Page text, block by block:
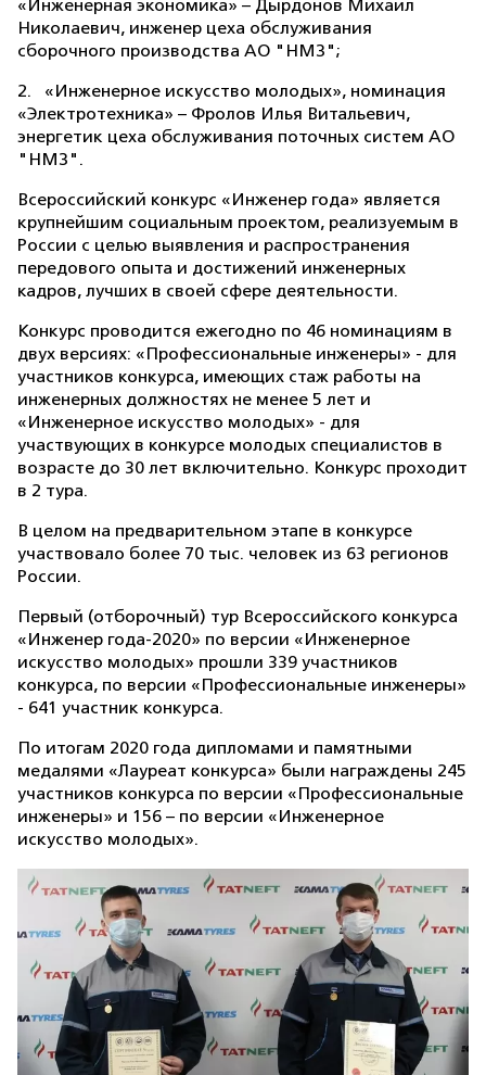
«Инженерная экономика» – Дырдонов Михаил
Николаевич, инженер цеха обслуживания
сборочного производства АО "НМЗ";
2. «Инженерное искусство молодых», номинация
«Электротехника» – Фролов Илья Витальевич,
энергетик цеха обслуживания поточных систем АО
"НМЗ".
Всероссийский конкурс «Инженер года» является
крупнейшим социальным проектом, реализуемым в
России с целью выявления и распространения
передового опыта и достижений инженерных
кадров, лучших в своей сфере деятельности.
Конкурс проводится ежегодно по 46 номинациям в
двух версиях: «Профессиональные инженеры» - для
участников конкурса, имеющих стаж работы на
инженерных должностях не менее 5 лет и
«Инженерное искусство молодых» - для
участвующих в конкурсе молодых специалистов в
возрасте до 30 лет включительно. Конкурс проходит
в 2 тура.
В целом на предварительном этапе в конкурсе
участвовало более 70 тыс. человек из 63 регионов
России.
Первый (отборочный) тур Всероссийского конкурса
«Инженер года-2020» по версии «Инженерное
искусство молодых» прошли 339 участников
конкурса, по версии «Профессиональные инженеры»
- 641 участник конкурса.
По итогам 2020 года дипломами и памятными
медалями «Лауреат конкурса» были награждены 245
участников конкурса по версии «Профессиональные
инженеры» и 156 – по версии «Инженерное
искусство молодых».